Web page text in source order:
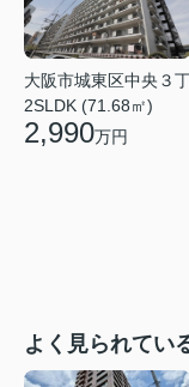
大阪市城東区中央３
2SLDK (71.68㎡)
2,990万円
よく見られてい